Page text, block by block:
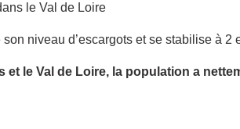
le Val de Loire
niveau d’escargots et se stabilise à 2
et le Val de Loire, la population a